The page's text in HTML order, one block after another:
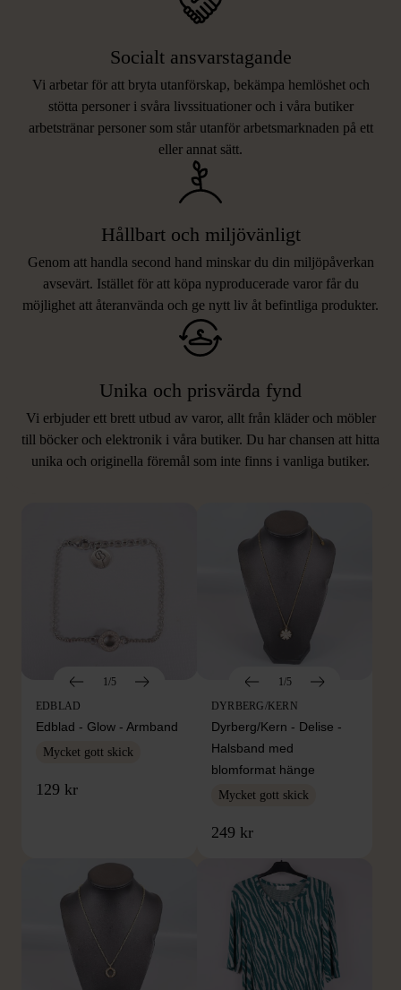
Socialt ansvarstagande
Vi arbetar för att bryta utanförskap, bekämpa hemlöshet och
stötta personer i svåra livssituationer och i våra butiker
arbetstränar personer som står utanför arbetsmarknaden på ett
eller annat sätt.
Hållbart och miljövänligt
Genom att handla second hand minskar du din miljöpåverkan
avsevärt. Istället för att köpa nyproducerade varor får du
möjlighet att återanvända och ge nytt liv åt befintliga produkter.
Unika och prisvärda fynd
Vi erbjuder ett brett utbud av varor, allt från kläder och möbler
till böcker och elektronik i våra butiker. Du har chansen att hitta
unika och originella föremål som inte finns i vanliga butiker.
LIKNANDE PRODUKTER
Hitta produkter som påminner om denna
1/5
EDBLAD
Edblad - Glow - Armband
Mycket gott skick
129 kr
1/5
DYRBERG/KERN
Dyrberg/Kern - Delise -
Halsband med
blomformat hänge
Mycket gott skick
249 kr